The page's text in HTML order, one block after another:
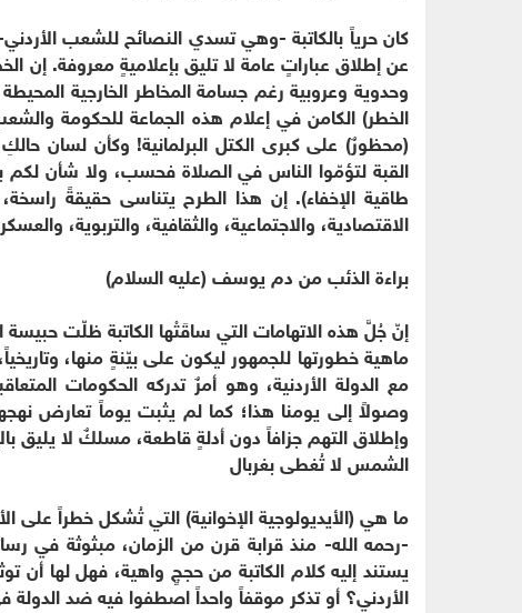
كان حرياً بالكاتبة -وهي تسدي النصائح للشعب
عن إطلاق عباراتٍ عامة لا تليق بإعلاميةٍ معروفة. إن
وحدوية وعروبية رغم جسامة المخاطر الخارجية
الخطر) الكامن في إعلام هذه الجماعة للحكومة
(محظورٌ) على كبرى الكتل البرلمانية! وكأن لسان
القبة لتؤمّوا الناس في الصلاة فحسب، ولا شأن لكم
طاقية الإخفاء). إن هذا الطرح يتناسى حقيقةً
الاقتصادية، والاجتماعية، والثقافية، والتربوية،
براءة الذئب من دم يوسف (عليه السلام)
إنّ جُلَّ هذه الاتهامات التي ساقَتْها الكاتبة ظلّت حبيسة
ماهية خطورتها للجمهور ليكون على بيّنةٍ منها،
مع الدولة الأردنية، وهو أمرٌ تدركه الحكومات
وصولاً إلى يومنا هذا؛ كما لم يثبت يوماً تعارض
وإطلاق التهم جزافاً دون أدلةٍ قاطعة، مسلكٌ لا يليق
الشمس لا تُغطى بغربال
ما هي (الأيديولوجية الإخوانية) التي تُشكل خطراً
-رحمه الله- منذ قرابة قرن من الزمان، مبثوثة في
يستند إليه كلام الكاتبة من حججٍ واهية، فهل لها
الأردني؟ أو تذكر موقفاً واحداً اصطفوا فيه ضد الدولة